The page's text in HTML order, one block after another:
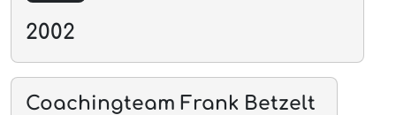
2002
Coachingteam Frank Betzelt